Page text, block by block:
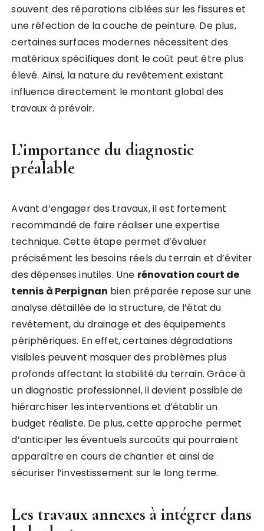
souvent des réparations ciblées sur les fissures et
une réfection de la couche de peinture. De plus,
certaines surfaces modernes nécessitent des
matériaux spécifiques dont le coût peut être plus
élevé. Ainsi, la nature du revêtement existant
influence directement le montant global des
travaux à prévoir.
L’importance du diagnostic
préalable
Avant d’engager des travaux, il est fortement
recommandé de faire réaliser une expertise
technique. Cette étape permet d’évaluer
précisément les besoins réels du terrain et d’éviter
des dépenses inutiles. Une rénovation court de
tennis à Perpignan bien préparée repose sur une
analyse détaillée de la structure, de l’état du
revêtement, du drainage et des équipements
périphériques. En effet, certaines dégradations
visibles peuvent masquer des problèmes plus
profonds affectant la stabilité du terrain. Grâce à
un diagnostic professionnel, il devient possible de
hiérarchiser les interventions et d’établir un
budget réaliste. De plus, cette approche permet
d’anticiper les éventuels surcoûts qui pourraient
apparaître en cours de chantier et ainsi de
sécuriser l’investissement sur le long terme.
Les travaux annexes à intégrer dans